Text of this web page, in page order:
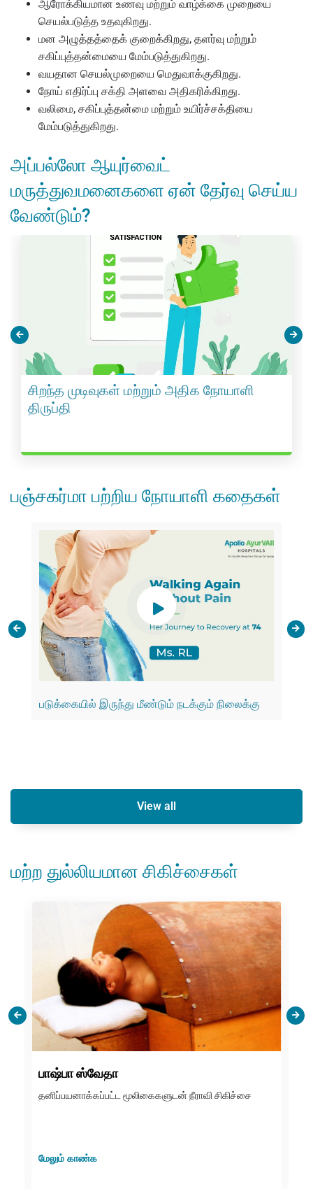
ஆரோக்கியமான உணவு மற்றும் வாழ்க்கை முறையை
செயல்படுத்த உதவுகிறது.
மன அழுத்தத்தைக் குறைக்கிறது, தளர்வு மற்றும்
சகிப்புத்தன்மையை மேம்படுத்துகிறது.
வயதான செயல்முறையை மெதுவாக்குகிறது.
நோய் எதிர்ப்பு சக்தி அளவை அதிகரிக்கிறது.
வலிமை, சகிப்புத்தன்மை மற்றும் உயிர்ச்சக்தியை
மேம்படுத்துகிறது.
அப்பல்லோ ஆயுர்வைட்
மருத்துவமனைகளை ஏன் தேர்வு செய்ய
வேண்டும்?
சிறந்த முடிவுகள் மற்றும் அதிக நோயாளி
திருப்தி
பஞ்சகர்மா பற்றிய நோயாளி கதைகள்
படுக்கையில் இருந்து மீண்டும் நடக்கும் நிலைக்கு
View all
மற்ற துல்லியமான சிகிச்சைகள்
பாஷ்பா ஸ்வேதா
தனிப்பயனாக்கப்பட்ட மூலிகைகளுடன் நீராவி சிகிச்சை
மேலும் காண்க